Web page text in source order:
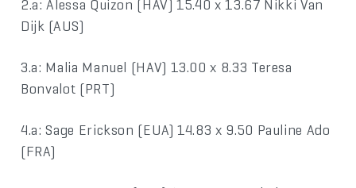
2.a: Alessa Quizon (HAV) 15.40 x 13.67 Nikki Van
Dijk (AUS)
3.a: Malia Manuel (HAV) 13.00 x 8.33 Teresa
Bonvalot (PRT)
4.a: Sage Erickson (EUA) 14.83 x 9.50 Pauline Ado
(FRA)